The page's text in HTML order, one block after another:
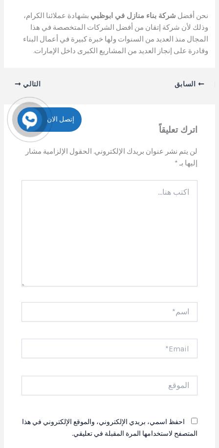
نحن أفضل شركة بناء منازل في ابوظبي بشهادة عملائنا الكرام،
وذلك لأن شركة إتقان من أفضل الشركات المتخصصة في هذا
المجال منذ العديد من السنوات ولها خبرة كبيرة في أعمال البناء
وقادرة على إنجاز العديد من المشاريع الكبرى داخل الإمارات.
السابق التالي
اترك تعليقاً
لن يتم نشر عنوان بريدك الإلكتروني. الحقول الإلزامية مشار
إليها بـ *
هنا...
احفظ اسمي، بريدي الإلكتروني، والموقع الإلكتروني في هذا
المتصفح لاستخدامها المرة المقبلة في تعليقي.
إتصل الان